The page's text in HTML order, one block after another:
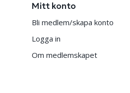
Mitt konto
Bli medlem/skapa konto
Logga in
Om medlemskapet